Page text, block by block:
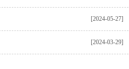
[2024-05-27]
[2024-03-29]